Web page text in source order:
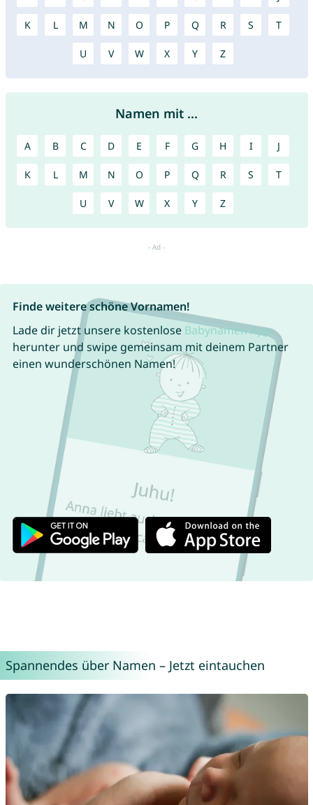
K L M N O P Q R S T
U V W X Y Z
Namen mit ...
A B C D E F G H I J
K L M N O P Q R S T
U V W X Y Z
Finde weitere schöne Vornamen!
Lade dir jetzt unsere kostenlose Babynamen App
herunter und swipe gemeinsam mit deinem Partner
einen wunderschönen Namen!
Spannendes über Namen – Jetzt eintauchen